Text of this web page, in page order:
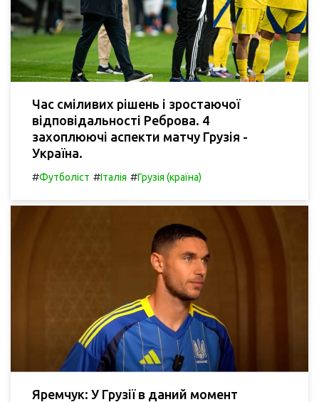
Час сміливих рішень і зростаючої
відповідальності Реброва. 4
захоплюючі аспекти матчу Грузія -
Україна.
#Футболіст #Італія #Грузія (країна)
Яремчук: У Грузії в даний момент